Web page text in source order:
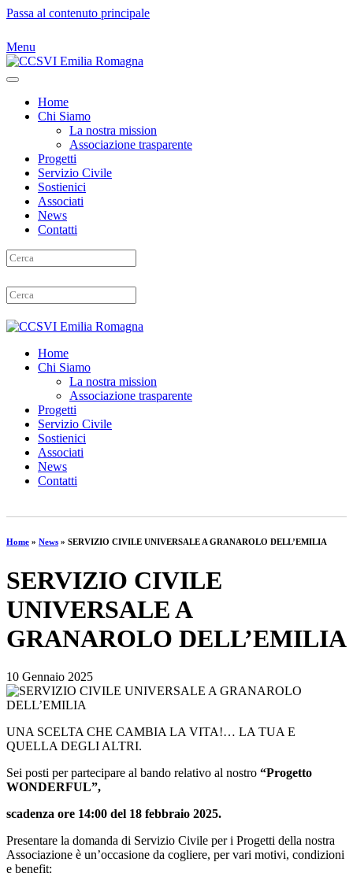
Passa al contenuto principale
Menu
Home
Chi Siamo
La nostra mission
Associazione trasparente
Progetti
Servizio Civile
Sostienici
Associati
News
Contatti
Home
Chi Siamo
La nostra mission
Associazione trasparente
Progetti
Servizio Civile
Sostienici
Associati
News
Contatti
Home » News » SERVIZIO CIVILE UNIVERSALE A GRANAROLO DELL’EMILIA
SERVIZIO CIVILE
UNIVERSALE A
GRANAROLO DELL’EMILIA
10 Gennaio 2025
UNA SCELTA CHE CAMBIA LA VITA!… LA TUA E
QUELLA DEGLI ALTRI.
Sei posti per partecipare al bando relativo al nostro “Progetto
WONDERFUL”,
scadenza ore 14:00 del 18 febbraio 2025.
Presentare la domanda di Servizio Civile per i Progetti della nostra
Associazione è un’occasione da cogliere, per vari motivi, condizioni
e benefit: